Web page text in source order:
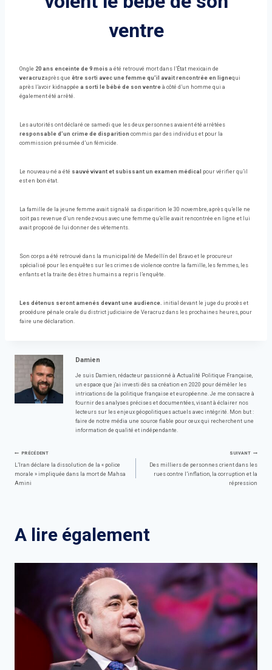
ventre
Ongle 20 ans enceinte de 9 mois a été retrouvé mort dans l’État mexicain de
veracruzaprès que être sorti avec une femme qu’il avait rencontrée en lignequi
après l’avoir kidnappée a sorti le bébé de son ventre à côté d’un homme qui a
également été arrêté.
Les autorités ont déclaré ce samedi que les deux personnes avaient été arrêtées
responsable d’un crime de disparition commis par des individus et pour la
commission présumée d’un fémicide.
Le nouveau-né a été sauvé vivant et subissant un examen médical
pour vérifier qu’il
est en bon état.
La famille de la jeune femme avait signalé sa disparition le 30 novembre, après qu’elle ne
soit pas revenue d’un rendez-vous avec une femme qu’elle avait rencontrée en ligne et lui
avait proposé de lui donner des vêtements.
Son corps a été retrouvé dans la municipalité de Medellín del Bravo et le procureur
spécialisé pour les enquêtes sur les crimes de violence contre la famille, les femmes, les
enfants et la traite des êtres humains a repris l’enquête.
Les détenus seront amenés devant une audience. initial devant le juge du procès et
procédure pénale orale du district judiciaire de Veracruz dans les prochaines heures, pour
faire une déclaration.
Damien
Je suis Damien, rédacteur passionné à Actualité Politique Française,
un espace que j'ai investi dès sa création en 2020 pour démêler les
intrications de la politique française et européenne. Je me consacre à
fournir des analyses précises et documentées, visant à éclairer nos
lecteurs sur les enjeux géopolitiques actuels avec intégrité. Mon but :
faire de notre média une source fiable pour ceux qui recherchent une
information de qualité et indépendante.
Navigation
de
PRÉCÉDENT
L’Iran déclare la dissolution de la « police
morale » impliquée dans la mort de Mahsa
Amini
SUIVANT
Des milliers de personnes crient dans les
rues contre l’inflation, la corruption et la
répression
A lire également